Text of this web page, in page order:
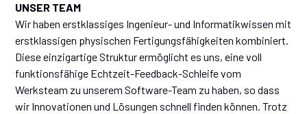
UNSER TEAM
Wir haben erstklassiges Ingenieur- und Informatikwissen mit
erstklassigen physischen Fertigungsfähigkeiten kombiniert.
Diese einzigartige Struktur ermöglicht es uns, eine voll
funktionsfähige Echtzeit-Feedback-Schleife vom
Werksteam zu unserem Software-Team zu haben, so dass
wir Innovationen und Lösungen schnell finden können. Trotz